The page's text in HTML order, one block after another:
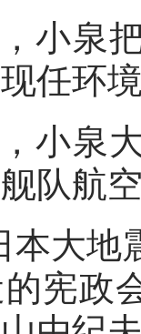
小泉
任环
小泉
队航
本大地
宪政